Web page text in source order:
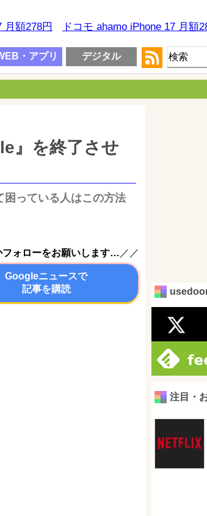
月額278円 ドコモ ahamo iPhone 17 月額
・アプリ デジタル
』を終了させ
困っている人はこの方法
フォローをお願いします… ／／
Googleニュースで
記事を購読
注目・